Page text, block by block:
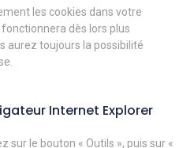
les cookies dans votre
dès lors plus
aurez toujours la possibilité
Internet Explorer
sur le bouton « Outils », puis sur «